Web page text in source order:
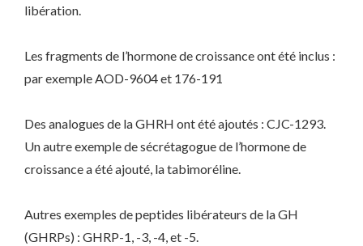
libération.
Les fragments de l’hormone de croissance ont été inclus :
par exemple AOD-9604 et 176-191
Des analogues de la GHRH ont été ajoutés : CJC-1293.
Un autre exemple de sécrétagogue de l’hormone de
croissance a été ajouté, la tabimoréline.
Autres exemples de peptides libérateurs de la GH
(GHRPs) : GHRP-1, -3, -4, et -5.